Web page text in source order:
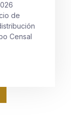
de
Censal